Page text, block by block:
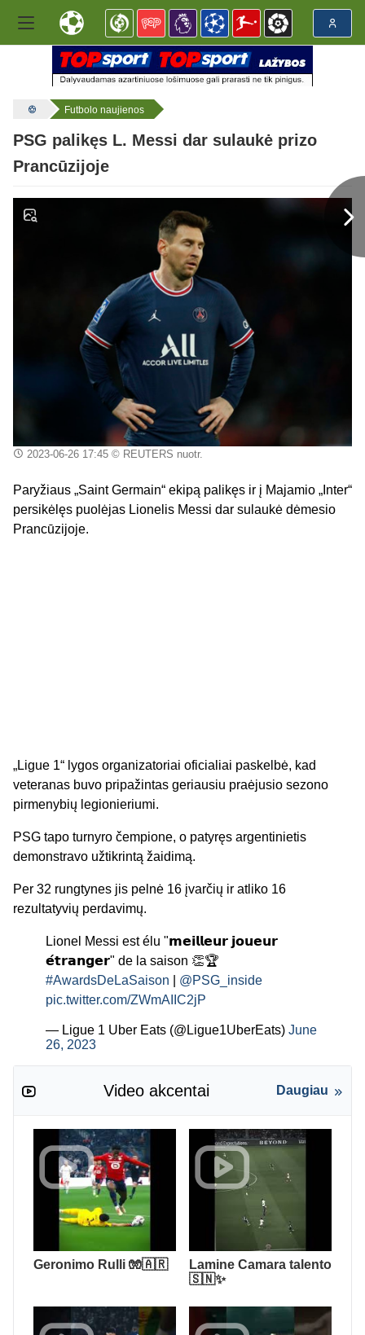
Futbolo naujienos
PSG palikęs L. Messi dar sulaukė prizo
Prancūzijoje
2023-06-26 17:45© REUTERS nuotr.
Paryžiaus „Saint Germain“ ekipą palikęs ir į Majamio „Inter“
persikėlęs puolėjas Lionelis Messi dar sulaukė dėmesio
Prancūzijoje.
„Ligue 1“ lygos organizatoriai oficialiai paskelbė, kad
veteranas buvo pripažintas geriausiu praėjusio sezono
pirmenybių legionieriumi.
PSG tapo turnyro čempione, o patyręs argentinietis
demonstravo užtikrintą žaidimą.
Per 32 rungtynes jis pelnė 16 įvarčių ir atliko 16
rezultatyvių perdavimų.
Lionel Messi est élu "𝗺𝗲𝗶𝗹𝗹𝗲𝘂𝗿 𝗷𝗼𝘂𝗲𝘂𝗿
𝗲́𝘁𝗿𝗮𝗻𝗴𝗲𝗿" de la saison 👏🏆
#AwardsDeLaSaison
@PSG_inside
pic.twitter.com/ZWmAIIC2jP
— Ligue 1 Uber Eats (@Ligue1UberEats) June
26, 2023
Video akcentai Daugiau
Geronimo Rulli 🧤🇦🇷
Lamine Camara talento
🇸🇳✨